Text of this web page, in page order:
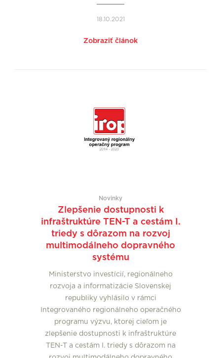
18.10.2021
Zobraziť článok
Novinky
Zlepšenie dostupnosti k
infraštruktúre TEN-T a cestám I.
triedy s dôrazom na rozvoj
multimodálneho dopravného
systému
Ministerstvo investícií, regionálneho
rozvoja a informatizácie Slovenskej
republiky vyhlásilo v rámci
Integrovaného regionálneho operačného
programu výzvu, ktorej cieľom je
zlepšenie dostupnosti k infraštruktúre
TEN-T a cestám I. triedy s dôrazom na